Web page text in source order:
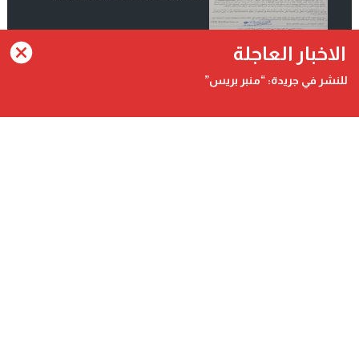
انضم الينا على فيسبوك
الاخبار العاجلة
للنشر في جريدة: “منبر بريس”